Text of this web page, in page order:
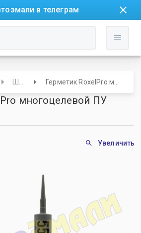
в телеграм
многоцелевой ПУ
Увеличить